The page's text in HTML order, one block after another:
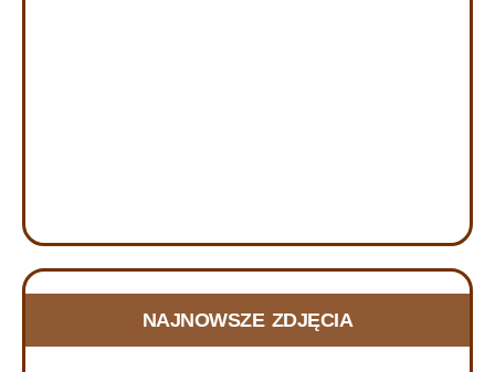
Szczecinie, 20.06.2026
NAJNOWSZE ZDJĘCIA